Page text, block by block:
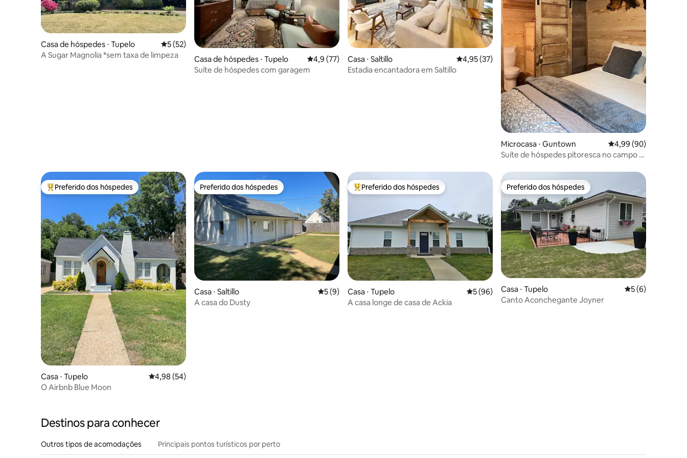
Casa de hóspedes ⋅ Tupelo 5 de uma avaliação média de 5, 52 avaliações
5 (52)
A Sugar Magnolia *sem taxa de limpeza
Casa de hóspedes ⋅ Tupelo 4,9 de uma avaliação média de 5, 77 avaliações
4,9 (77)
Suíte de hóspedes com garagem
Casa ⋅ Saltillo 4,95 de uma avaliação média de 5, 37 avaliações
4,95 (37)
Estadia encantadora em Saltillo
Microcasa ⋅ Guntown 4,99 de uma
4,99 (90)
Suíte de hóspedes pitoresca no campo -
Entre os melhores preferidos dos hóspedes
Preferido dos hóspedes
Casa ⋅ Tupelo 4,98 de uma avaliação média de 5, 54 avaliações
4,98 (54)
O Airbnb Blue Moon
Preferido dos hóspedes
Preferido dos hóspedes
Casa ⋅ Saltillo 5 de uma avaliação média de 5, 9 avaliações
5 (9)
A casa do Dusty
Entre os melhores preferidos dos hóspedes
Preferido dos hóspedes
Casa ⋅ Tupelo 5 de uma avaliação média de 5, 96 avaliações
5 (96)
A casa longe de casa de Ackia
Preferido dos hóspedes
Preferido dos hóspedes
Casa ⋅ Tupelo 5 de uma
5 (6)
Canto Aconchegante Joyner
Destinos para conhecer
Outros tipos de acomodações Principais pontos turísticos por perto